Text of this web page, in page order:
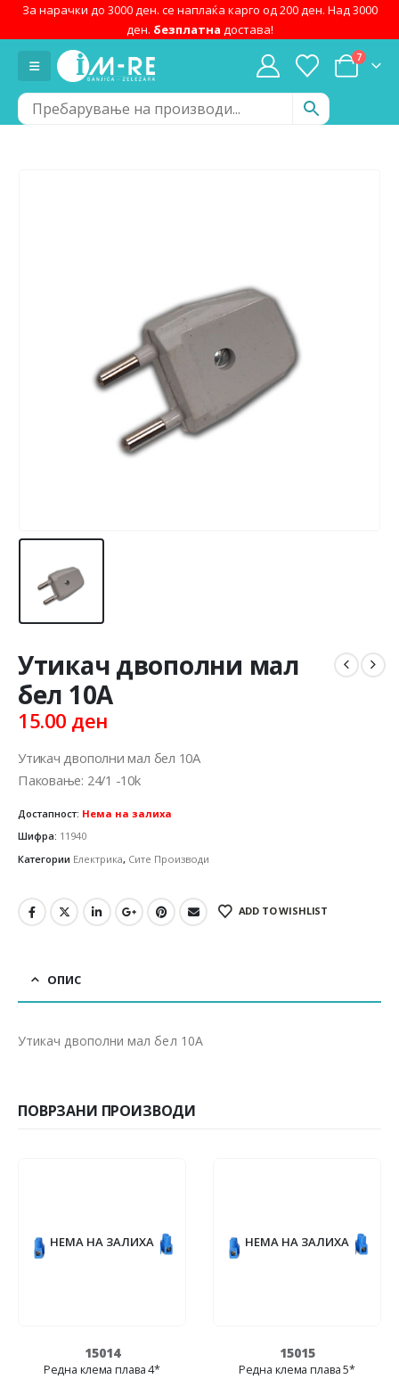
За нарачки до 3000 ден. се наплаќа карго од 200 ден. Над 3000
ден. безплатна достава!
7
Утикач двополни мал
бел 10А
15.00 ден
Утикач двополни мал бел 10А
Паковање: 24/1 -10k
Достапност: Нема на залиха
Шифра: 11940
Категории Електрика, Сите Производи
ADD TO WISHLIST
ОПИС
Утикач двополни мал бел 10А
ПОВРЗАНИ ПРОИЗВОДИ
НЕМА НА ЗАЛИХА
15015
Редна клема плава 5*
НЕМА НА ЗАЛИХА
11947
Утикач ком M-Z со капак -